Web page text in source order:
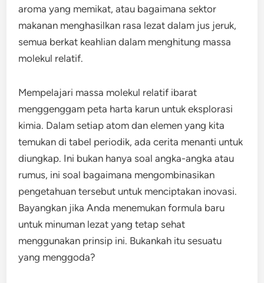
aroma yang memikat, atau bagaimana sektor
makanan menghasilkan rasa lezat dalam jus jeruk,
semua berkat keahlian dalam menghitung massa
molekul relatif.
Mempelajari massa molekul relatif ibarat
menggenggam peta harta karun untuk eksplorasi
kimia. Dalam setiap atom dan elemen yang kita
temukan di tabel periodik, ada cerita menanti untuk
diungkap. Ini bukan hanya soal angka-angka atau
rumus, ini soal bagaimana mengombinasikan
pengetahuan tersebut untuk menciptakan inovasi.
Bayangkan jika Anda menemukan formula baru
untuk minuman lezat yang tetap sehat
menggunakan prinsip ini. Bukankah itu sesuatu
yang menggoda?